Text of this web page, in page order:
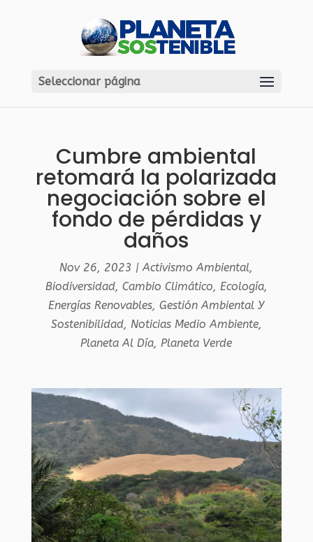
Seleccionar página
Cumbre ambiental
retomará la polarizada
negociación sobre el
fondo de pérdidas y
daños
Nov 26, 2023 |Activismo Ambiental,
Biodiversidad, Cambio Climático, Ecología,
Energías Renovables,Gestión Ambiental Y
Sostenibilidad, Noticias Medio Ambiente,
Planeta Al Día,Planeta Verde